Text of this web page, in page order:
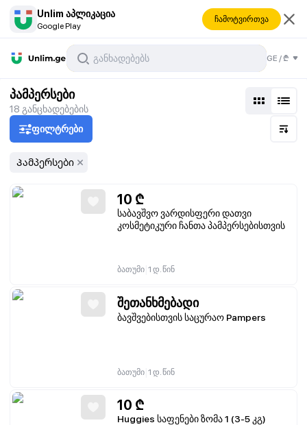
Unlim აპლიკაცია
Google Play
ჩამოტვირთვა
GE /₾
პამპერსები
18 განცხადებების
ფილტრები
Პამპერსები
10 ₾
საბავშვო ვარდისფერი დათვი
კოსმეტიკური ჩანთა პამპერსებისთვის
ბათუმი 1 დ. წინ
შეთანხმებადი
ბავშვებისთვის საცურაო Pampers
ბათუმი 1 დ. წინ
10 ₾
Huggies საფენები ზომა 1 (3-5 კგ)